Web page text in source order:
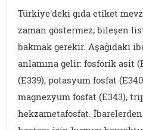
Türkiye'deki gıda etiket
zaman göstermez; bileşen
bakmak gerekir. Aşağıdaki
anlamına gelir: fosforik asit
(E339), potasyum fosfat
magnezyum fosfat (E343),
hekzametafosfat.